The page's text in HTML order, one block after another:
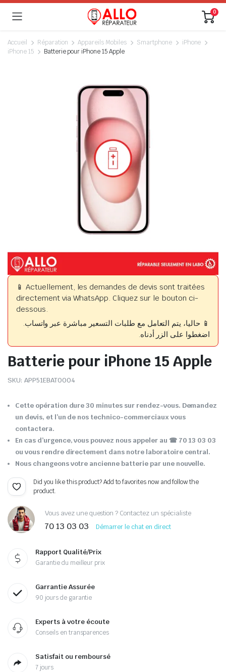
0
Accueil Réparation Appareils Mobiles Smartphone
iPhone
iPhone 15
Batterie pour iPhone 15 Apple
📱 Actuellement, les demandes de devis sont traitées
directement via WhatsApp. Cliquez sur le bouton ci-
dessous.
📱 حاليا، يتم التعامل مع طلبات التسعير مباشرة عبر واتساب.
اضغطوا على الزر أدناه.
Batterie pour iPhone 15 Apple
SKU: APP51EBAT0004
Cette opération dure 30 minutes sur rendez-vous. Demandez
un devis, et l’un de nos technico-commerciaux vous
contactera.
En cas d’urgence, vous pouvez nous appeler au ☎ 70 13 03 03
ou vous rendre directement dans notre laboratoire central.
Nous changeons votre ancienne batterie par une nouvelle.
Did you like this product? Add to favorites now and follow the
product.
Vous avez une question ? Contactez un spécialiste
70 13 03 03 Démarrer le chat en direct
Rapport Qualité/Prix
Garantie du meilleur prix
Garrantie Assurée
90 jours de garantie
Experts à votre écoute
Conseils en transparences
Satisfait ou remboursé
7 jours